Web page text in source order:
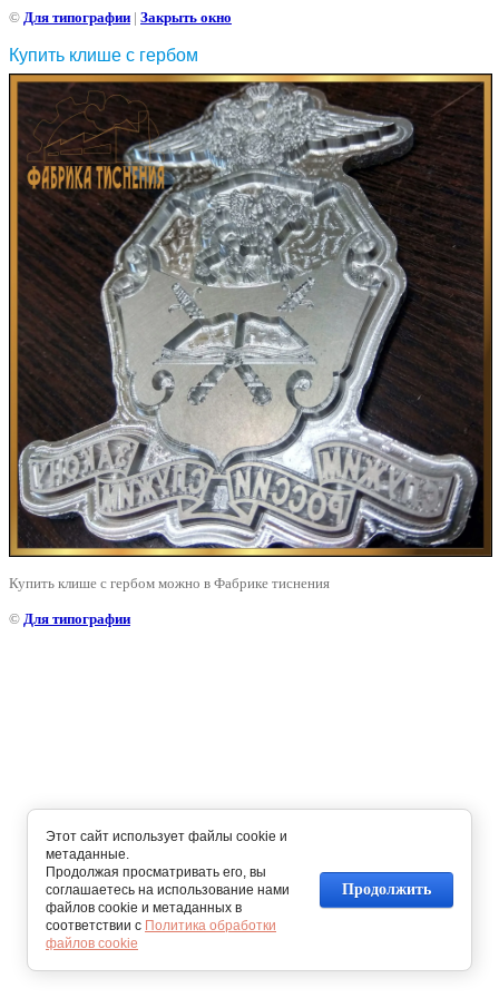
© Для типографии | Закрыть окно
Купить клише с гербом
Купить клише с гербом можно в Фабрике тиснения
© Для типографии
Этот сайт использует файлы cookie и
метаданные.
Продолжая просматривать его, вы
соглашаетесь на использование нами
файлов cookie и метаданных в
соответствии с Политика обработки
файлов cookie
Продолжить